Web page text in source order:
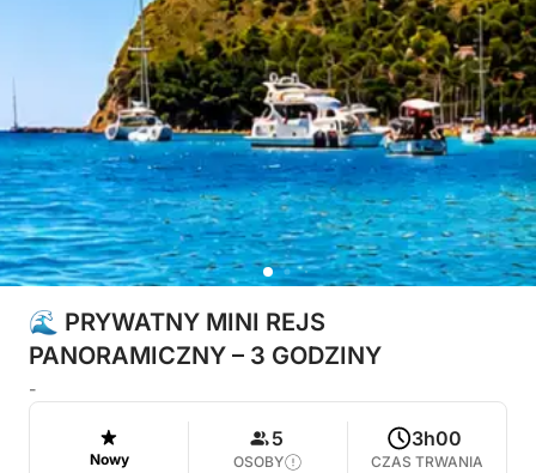
🌊 PRYWATNY MINI REJS
PANORAMICZNY – 3 GODZINY
-
Nowy
5
OSOBY
3h00
CZAS TRWANIA